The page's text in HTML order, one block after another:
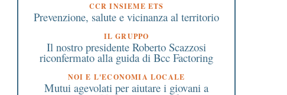
CCR INSIEME ETS
Prevenzione, salute e vicinanza al territorio
IL GRUPPO
Il nostro presidente Roberto Scazzosi
riconfermato alla guida di Bcc Factoring
NOI E L'ECONOMIA LOCALE
Mutui agevolati per aiutare i giovani a